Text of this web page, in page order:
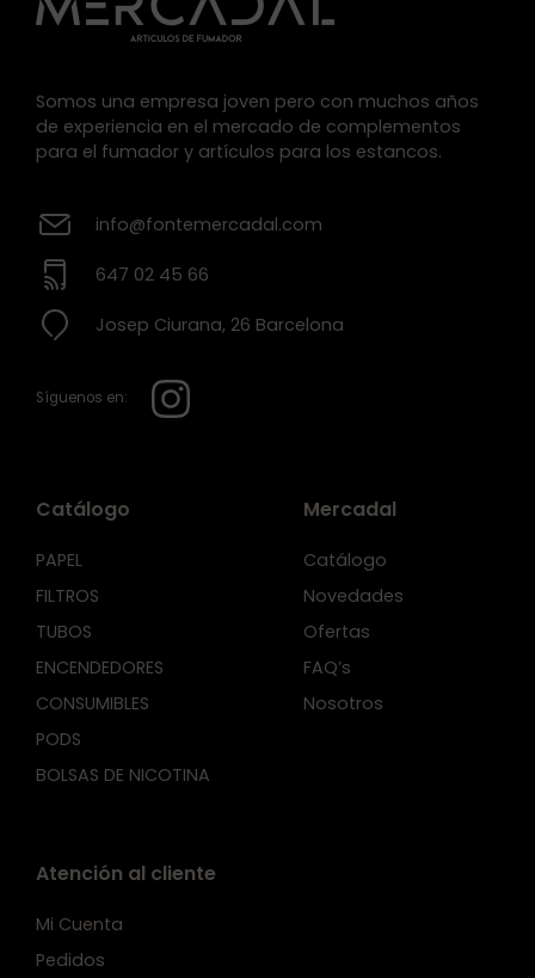
Somos una empresa joven pero con muchos años
de experiencia en el mercado de complementos
para el fumador y artículos para los estancos.
info@fontemercadal.com
647 02 45 66
Josep Ciurana, 26 Barcelona
Síguenos en:
Catálogo
PAPEL
FILTROS
TUBOS
ENCENDEDORES
CONSUMIBLES
PODS
BOLSAS DE NICOTINA
Mercadal
Catálogo
Novedades
Ofertas
FAQ’s
Nosotros
Atención al cliente
Mi Cuenta
Pedidos